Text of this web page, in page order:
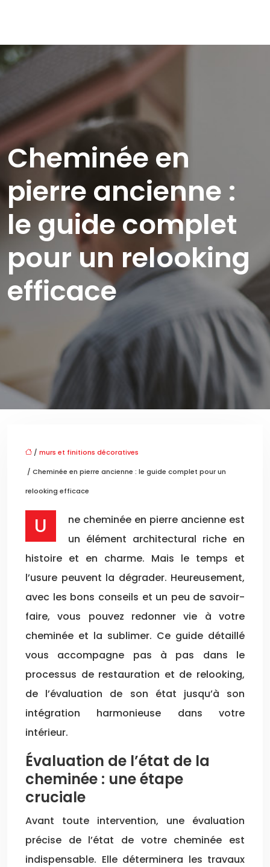
Cheminée en
pierre ancienne :
le guide complet
pour un relooking
efficace
/ murs et finitions décoratives
/ Cheminée en pierre ancienne : le guide complet pour un
relooking efficace
Une cheminée en pierre ancienne est
un élément architectural riche en
histoire et en charme. Mais le temps et
l’usure peuvent la dégrader. Heureusement,
avec les bons conseils et un peu de savoir-
faire, vous pouvez redonner vie à votre
cheminée et la sublimer. Ce guide détaillé
vous accompagne pas à pas dans le
processus de restauration et de relooking,
de l’évaluation de son état jusqu’à son
intégration harmonieuse dans votre
intérieur.
Évaluation de l’état de la
cheminée : une étape
cruciale
Avant toute intervention, une évaluation
précise de l’état de votre cheminée est
indispensable. Elle déterminera les travaux